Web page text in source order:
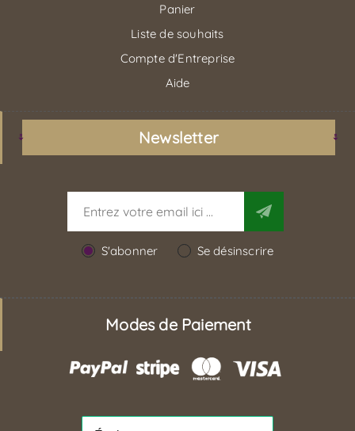
Panier
Liste de souhaits
Compte d'Entreprise
Aide
Newsletter
S'abonner Se désinscrire
Modes de Paiement